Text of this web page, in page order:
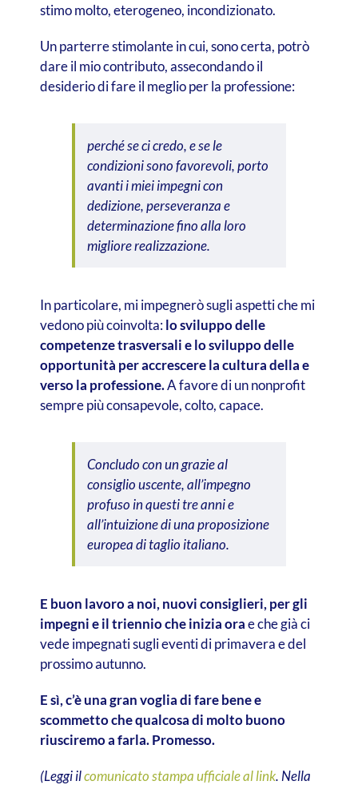
stimo molto, eterogeneo, incondizionato.
Un parterre stimolante in cui, sono certa, potrò
dare il mio contributo, assecondando il
desiderio di fare il meglio per la professione:
perché se ci credo, e se le
condizioni sono favorevoli, porto
avanti i miei impegni con
dedizione, perseveranza e
determinazione fino alla loro
migliore realizzazione.
In particolare, mi impegnerò sugli aspetti che mi
vedono più coinvolta:lo sviluppo delle
competenze trasversali e lo sviluppo delle
opportunità per accrescere la cultura della e
verso la professione.A favore di un nonprofit
sempre più consapevole, colto, capace.
Concludo con un grazie al
consiglio uscente, all’impegno
profuso in questi tre anni e
all’intuizione di una proposizione
europea di taglio italiano.
E buon lavoro a noi, nuovi consiglieri, per gli
impegni e il triennio che inizia orae che già ci
vede impegnati sugli eventi di primavera e del
prossimo autunno.
E sì, c’è una gran voglia di fare bene e
scommetto che qualcosa di molto buono
riusciremo a farla. Promesso.
(Leggi ilcomunicato stampa ufficiale al link. Nella